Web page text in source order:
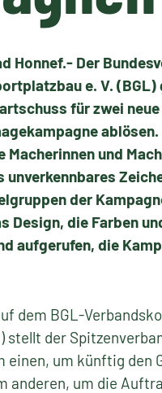
Honnef.- Der
e. V.
für zwei
Macherinnen und
unverkennbares
der
Design, die Farben
aufgerufen, die
dem BGL-
der
um künftig den
anderen, um die